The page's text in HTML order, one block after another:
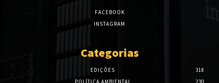
FACEBOOK
INSTAGRAM
Categorias
EDIÇÕES
318
POLÍTICA AMBIENTAL
230